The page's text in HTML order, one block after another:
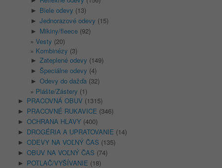
► Biele odevy (13)
► Jednorazové odevy (15)
► Mikiny/fleece (92)
Vesty (20)
Kombinézy (3)
► Zateplené odevy (149)
► Špeciálne odevy (4)
► Odevy do dažďa (32)
Plášte/Zástery (1)
► PRACOVNÁ OBUV (1315)
► PRACOVNÉ RUKAVICE (346)
► OCHRANA HLAVY (400)
► DROGÉRIA A UPRATOVANIE (14)
► ODEVY NA VOĽNÝ ČAS (135)
► OBUV NA VOĽNÝ ČAS (74)
► POTLAČ/VYŠÍVANIE (18)